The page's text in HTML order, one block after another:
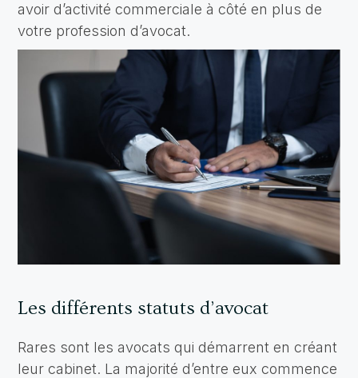
avoir d’activité commerciale à côté en plus de
votre profession d’avocat.
Les différents statuts d’avocat
Rares sont les avocats qui démarrent en créant
leur cabinet. La majorité d’entre eux commence